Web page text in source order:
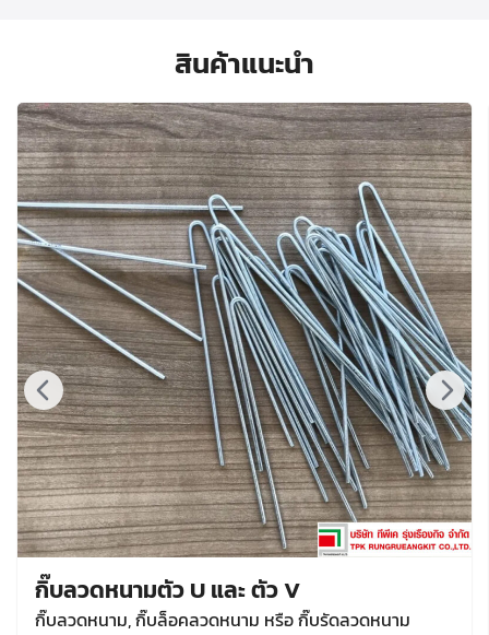
สินค้าแนะนำ
กิ๊บลวดหนามตัว U และ ตัว V
กิ๊บลวดหนาม, กิ๊บล็อคลวดหนาม หรือ กิ๊บรัดลวดหนาม